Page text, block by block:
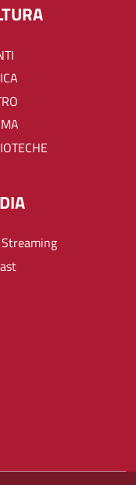
Streaming